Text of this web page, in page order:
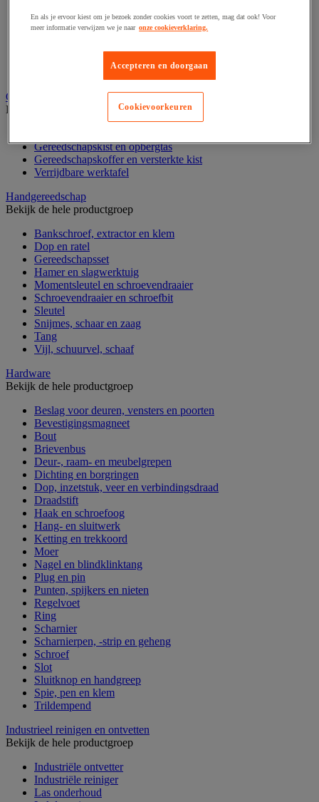
Batterij, oplader en kabel
Elektrische kabel
Verlengsnoer, stekkerdoos en kapelhaspel
Wandcontactdoos en schakelaar
Gereedschap opbergen
Bekijk de hele productgroep
Gereedschapskist en opbergtas
Gereedschapskoffer en versterkte kist
Verrijdbare werktafel
Handgereedschap
Bekijk de hele productgroep
Bankschroef, extractor en klem
Dop en ratel
Gereedschapsset
Hamer en slagwerktuig
Momentsleutel en schroevendraaier
Schroevendraaier en schroefbit
Sleutel
Snijmes, schaar en zaag
Tang
Vijl, schuurvel, schaaf
Hardware
Bekijk de hele productgroep
Beslag voor deuren, vensters en poorten
Bevestigingsmagneet
Bout
Brievenbus
Deur-, raam- en meubelgrepen
Dichting en borgringen
Dop, inzetstuk, veer en verbindingsdraad
Draadstift
Haak en schroefoog
Hang- en sluitwerk
Ketting en trekkoord
Moer
Nagel en blindklinktang
Plug en pin
Punten, spijkers en nieten
Regelvoet
Ring
Scharnier
Scharnierpen, -strip en geheng
Schroef
Slot
Sluitknop en handgreep
Spie, pen en klem
Trildempend
Industrieel reinigen en ontvetten
Bekijk de hele productgroep
Industriële ontvetter
Industriële reiniger
Las onderhoud
En als je ervoor kiest om je bezoek zonder cookies voort te zetten, mag dat ook! Voor
meer informatie verwijzen we je naar onze cookieverklaring.
Accepteren en doorgaan
Cookievoorkeuren